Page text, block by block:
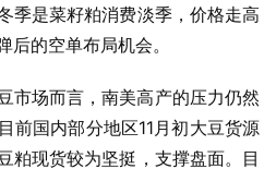
季是菜籽粕消费淡季，价格走高
后的空单布局机会。
市场而言，南美高产的压力仍然
前国内部分地区11月初大豆货源
粕现货较为坚挺，支撑盘面。目